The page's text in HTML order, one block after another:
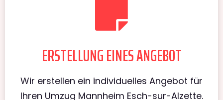
ERSTELLUNG EINES ANGEBOT
Wir erstellen ein individuelles Angebot für
Ihren Umzug Mannheim Esch-sur-Alzette.